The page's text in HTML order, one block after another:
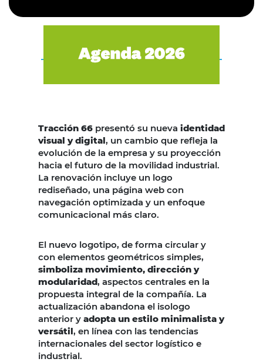
Tracción 66 presentó su nueva identidad
visual y digital, un cambio que refleja la
evolución de la empresa y su proyección
hacia el futuro de la movilidad industrial.
La renovación incluye un logo
rediseñado, una página web con
navegación optimizada y un enfoque
comunicacional más claro.
El nuevo logotipo, de forma circular y
con elementos geométricos simples,
simboliza movimiento, dirección y
modularidad, aspectos centrales en la
propuesta integral de la compañía. La
actualización abandona el isologo
anterior y adopta un estilo minimalista y
versátil, en línea con las tendencias
internacionales del sector logístico e
industrial.